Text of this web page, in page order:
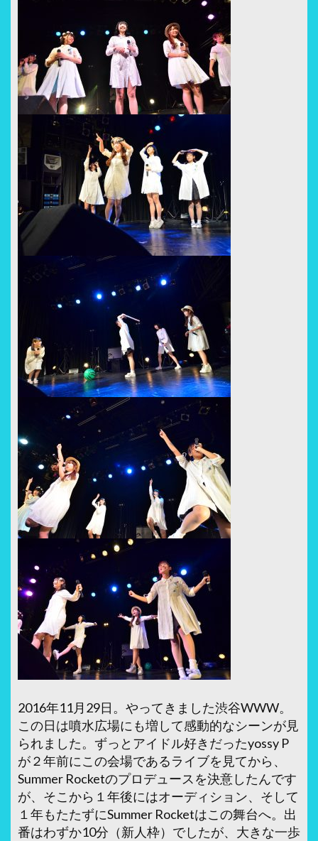
2016年11月29日。やってきました渋谷WWW。
この日は噴水広場にも増して感動的なシーンが見
られました。ずっとアイドル好きだったyossy P
が２年前にこの会場であるライブを見てから、
Summer Rocketのプロデュースを決意したんです
が、そこから１年後にはオーディション、そして
１年もたたずにSummer Rocketはこの舞台へ。出
番はわずか10分（新人枠）でしたが、大きな一歩